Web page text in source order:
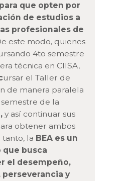
que opten por
de estudios a
profesionales de
este modo, quienes
4to semestre
técnica en CIISA,
ursar el Taller de
de manera paralela
de la
, y así continuar sus
obtener ambos
tanto, la BEA es un
busca
el desempeño,
perseverancia y